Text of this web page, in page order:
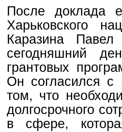
После доклада
Харьковского
Каразина
сегодняшний
грантовых
Он согласился с
том, что
долгосрочного
в сфере,